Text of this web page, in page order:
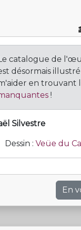
le Musée
catalogue de
désormais
en trouvant
!
Silvestre
Dessin : Veüe du
En